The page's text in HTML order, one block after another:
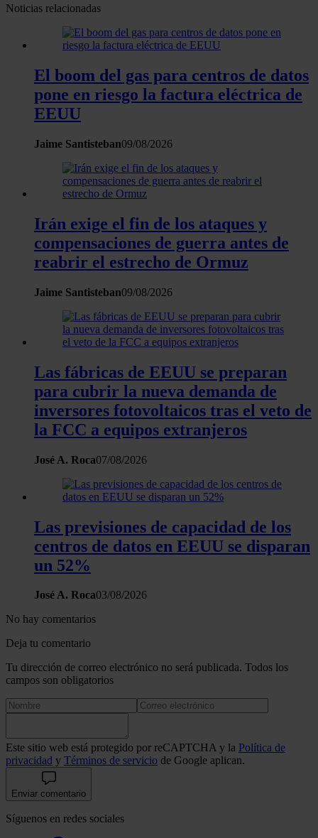
Obtenga más información sobre cómo se procesan sus
datos personales y establezca sus preferencias en la
sección de datos. Puede cambiar o retirar su
de cookies.
Las cookies de este sitio web se usan para personalizar
sociales y analizar el tráfico. Además, compartimos
información sobre el uso que haga del sitio web con
nuestros partners de redes sociales, publicidad y análisis
web, quienes pueden combinarla con otra información
partir del uso que haya hecho de sus servicios.
Noticias relacionadas
El boom del gas para centros de datos
pone en riesgo la factura eléctrica de
EEUU
Jaime Santisteban09/08/2026
Irán exige el fin de los ataques y
compensaciones de guerra antes de
reabrir el estrecho de Ormuz
Jaime Santisteban09/08/2026
Las fábricas de EEUU se preparan
para cubrir la nueva demanda de
inversores fotovoltaicos tras el veto de
la FCC a equipos extranjeros
José A. Roca07/08/2026
Las previsiones de capacidad de los
centros de datos en EEUU se disparan
un 52%
José A. Roca03/08/2026
No hay comentarios
Deja tu comentario
Tu dirección de correo electrónico no será publicada. Todos los
campos son obligatorios
Este sitio web está protegido por reCAPTCHA y la Política de
privacidad y Términos de servicio de Google aplican.
Enviar comentario
Síguenos en redes sociales